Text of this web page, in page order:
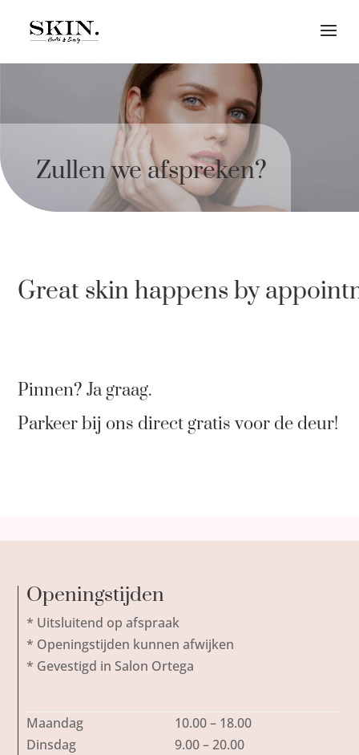
Zullen we afspreken?
Great skin happens by
Pinnen? Ja graag.
Parkeer bij ons direct gratis voor de deur!
Openingstijden
* Uitsluitend op afspraak
* Openingstijden kunnen afwijken
* Gevestigd in Salon Ortega
Maandag
Dinsdag
10.00 – 18.00
9.00 – 20.00